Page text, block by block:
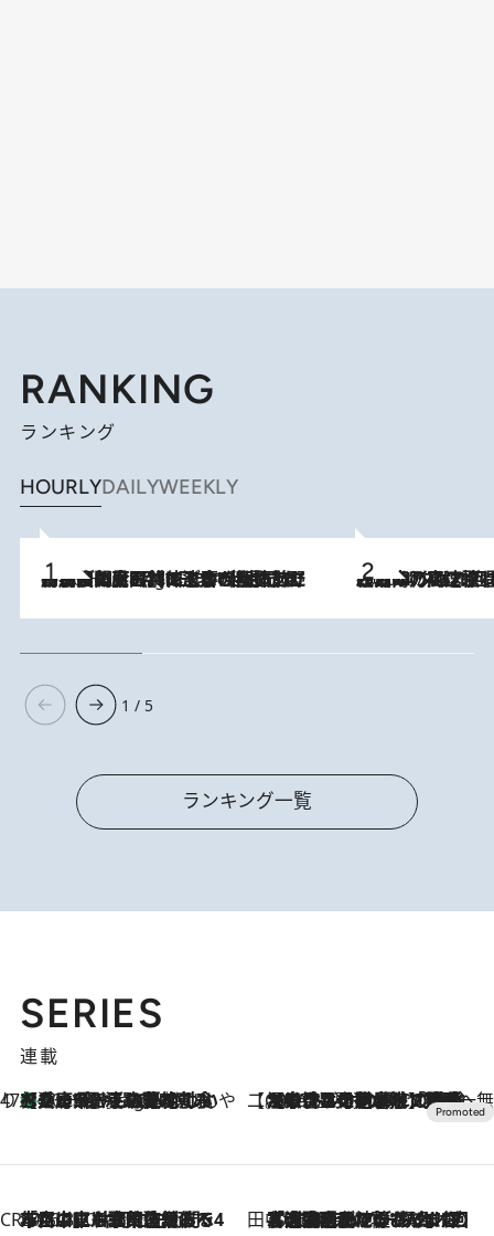
RANKING
ランキング
HOURLYDAILYWEEKLY
10 Hours Ago
「最後に見られてよかった」上野動物園の東園パンダ舎が解体前に特別公開。8月16日まで延長されたパネル展と共に辿る“半世紀”のパンダ飼育《解体工事の図面あり》 2026.8.7
「湘南乃風に憧れて」観客大盛上がりの“タオル回し”に、ラッパー顔負けの高速歌唱まで…さだまさし（74）のアグレッシブすぎる現在地
1 / 5
ランキング一覧
SERIES
連載
47都道府県の手みやげ ひんやりスイーツで夏を満喫
10 Hours Ago
【兵庫県】この夏絶対食べたい 冷やしておいしいおやつ3選 淡路島の恵みをジェラートに集約 【CREA×星野リゾート】唯一無二。癒しと発見が待つ場所へ
2026.8.7
【トンボの足水浴】ヒノキの香りに包まれて涼感マックス！約13℃の湧水かけ流しを避暑地「星野温泉 トンボの湯」で体験
CREA'S CHOICE
2026.8.7
「立川にも歌舞伎があるんだよ」 片岡仁左衛門・市川中車ら豪華座組みで4年目の立川立飛歌舞伎へ 田中稲の勝手に再ブーム
2026.8.7
「湘南乃風に憧れて」観客大盛上がりの“タオル回し”に、ラッパー顔負けの高速歌唱まで…さだまさし（74）のアグレッシブすぎる現在地